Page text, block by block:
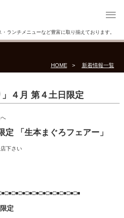
ランチメニューなど豊富に取り揃えております。
HOME 新着情報一覧
４月 第４土日限定
定 「 生本まぐろフェアー」
下さい
定